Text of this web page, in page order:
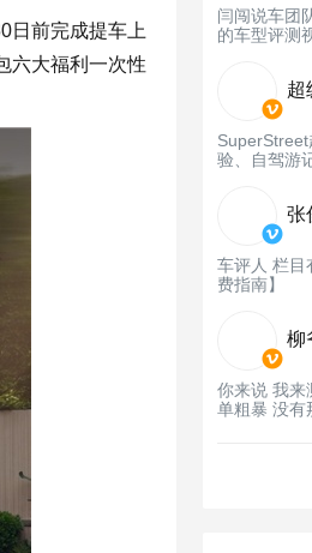
日前完成提车上
六大福利一次性
闫闯说车团
的车型评测
超
验、自驾游
张
车评人 栏目
费指南】
柳
你来说 我来
单粗暴 没有